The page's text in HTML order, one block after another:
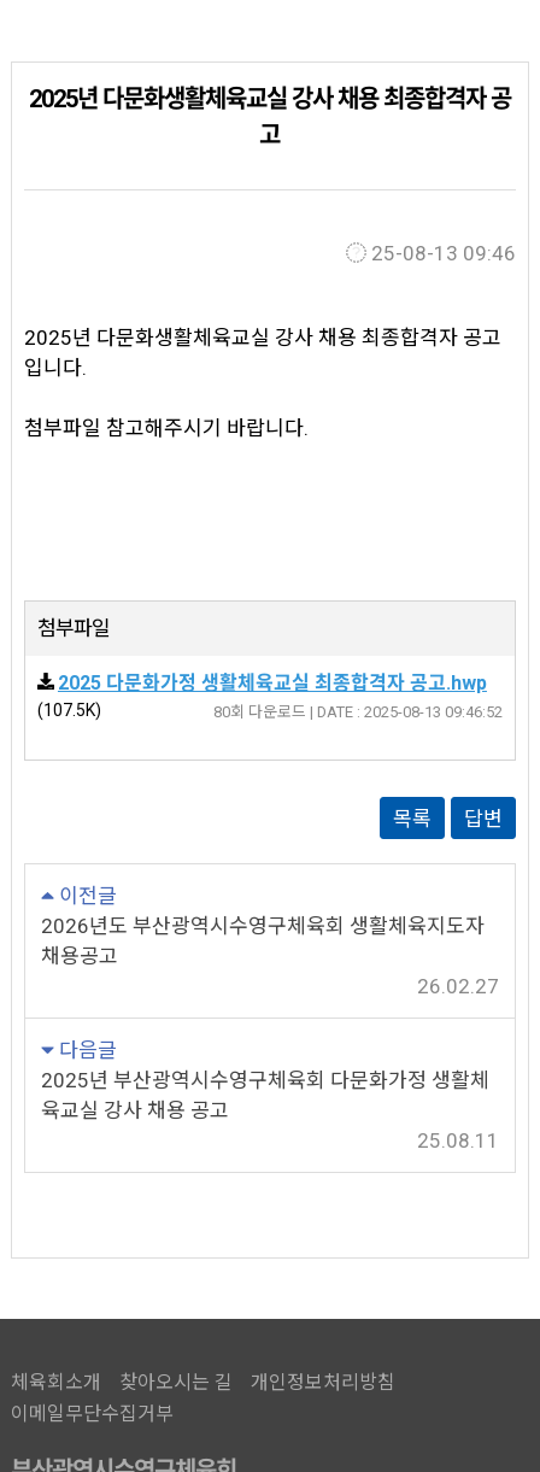
2025년 다문화생활체육교실 강사 채용 최종합격자 공
고
25-08-13 09:46
2025년 다문화생활체육교실 강사 채용 최종합격자 공고
입니다.
첨부파일 참고해주시기 바랍니다.
첨부파일
2025 다문화가정 생활체육교실 최종합격자 공고.hwp
(107.5K) 80회 다운로드 | DATE : 2025-08-13 09:46:52
목록 답변
이전글
2026년도 부산광역시수영구체육회 생활체육지도자
채용공고
26.02.27
다음글
2025년 부산광역시수영구체육회 다문화가정 생활체
육교실 강사 채용 공고
25.08.11
체육회소개 찾아오시는 길
개인정보처리방침
이메일무단수집거부